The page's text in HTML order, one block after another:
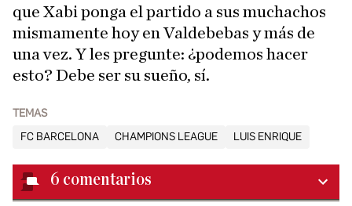
que Xabi ponga el partido a sus muchachos
mismamente hoy en Valdebebas y más de
una vez. Y les pregunte: ¿podemos hacer
esto? Debe ser su sueño, sí.
TEMAS
FC BARCELONA
CHAMPIONS LEAGUE LUIS ENRIQUE
6 comentarios